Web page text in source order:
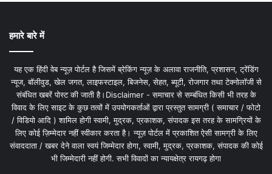
हमारे बारे में
यह एक हिंदी वेब न्यूज़ पोर्टल है जिसमें ब्रेकिंग न्यूज़ के अलावा राजनीति, प्रशासन, ट्रेंडिंग
न्यूज, बॉलीवुड, खेल जगत, लाइफस्टाइल, बिजनेस, सेहत, ब्यूटी, रोजगार तथा टेक्नोलॉजी से
संबंधित खबरें पोस्ट की जाती है।Disclaimer - समाचार से सम्बंधित किसी भी तरह के
विवाद के लिए साइट के कुछ तत्वों में उपयोगकर्ताओं द्वारा प्रस्तुत सामग्री ( समाचार / फोटो
/ विडियो आदि ) शामिल होगी स्वामी, मुद्रक, प्रकाशक, संपादक इस तरह के सामग्रियों के
लिए कोई ज़िम्मेदार नहीं स्वीकार करता है। न्यूज़ पोर्टल में प्रकाशित ऐसी सामग्री के लिए
संवाददाता / खबर देने वाला स्वयं जिम्मेदार होगा, स्वामी, मुद्रक, प्रकाशक, संपादक की कोई
भी जिम्मेदारी नहीं होगी. सभी विवादों का न्यायक्षेत्र रायगढ़ होगा